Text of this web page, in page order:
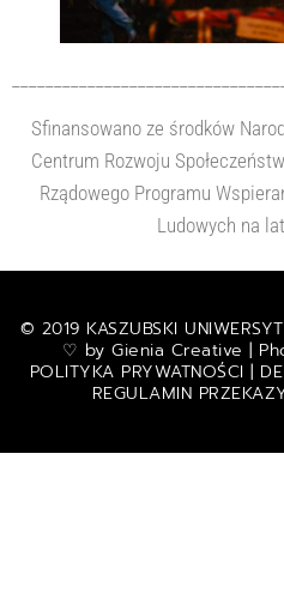
Sfinansowano ze środków
Centrum Rozwoju
Rządowego Programu
Ludowych na
© 2019 KASZUBSKI
♡ by Gienia Creative |
POLITYKA PRYWATNOŚCI|
REGULAMIN